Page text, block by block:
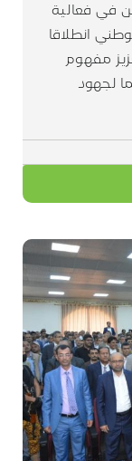
في فعالية
انطلاقا
مفهوم
لجهود